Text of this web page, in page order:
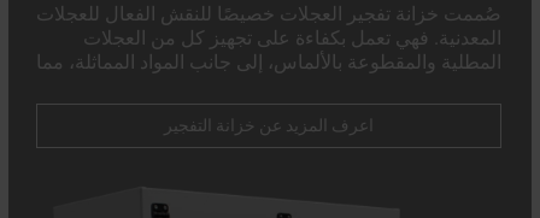
صُممت خزانة تفجير العجلات خصيصًا للنقش الفعال للعجلات
المعدنية. فهي تعمل بكفاءة على تجهيز كل من العجلات
المطلية والمقطوعة بالألماس، إلى جانب المواد المماثلة، مما
اعرف المزيد عن خزانة التفجير